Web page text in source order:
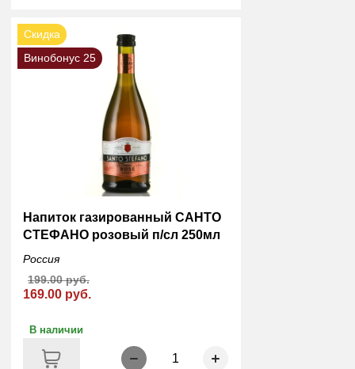
Скидка
Винобонус 25
Напиток газированный САНТО
СТЕФАНО розовый п/сл 250мл
Россия
169.00 руб.
199.00 руб.
В наличии
1